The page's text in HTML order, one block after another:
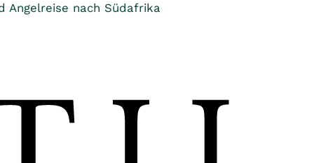
Angelreise nach Südafrika